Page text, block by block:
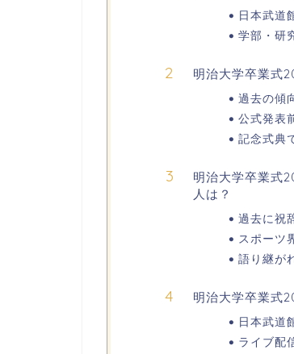
日本武道
学部・研
明治大学卒業式
過去の傾
公式発表
記念式典
明治大学卒業式
人は？
過去に祝
スポーツ
語り継が
明治大学卒業式
日本武道
ライブ配